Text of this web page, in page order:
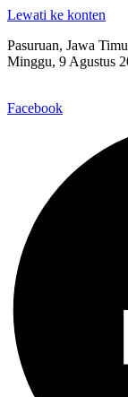
Lewati ke konten
Pasuruan, Jawa
Minggu, 9 Agustus
Facebook